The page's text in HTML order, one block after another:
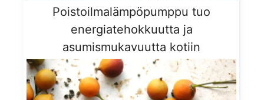
Poistoilmalämpöpumppu tuo
energiatehokkuutta ja
asumismukavuutta kotiin